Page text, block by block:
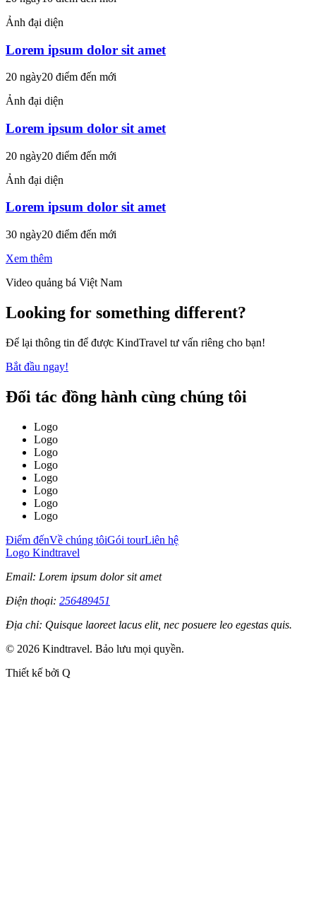
Ảnh đại diện
Lorem ipsum dolor sit amet
20 ngày20 điểm đến mới
Ảnh đại diện
Lorem ipsum dolor sit amet
20 ngày20 điểm đến mới
Ảnh đại diện
Lorem ipsum dolor sit amet
30 ngày20 điểm đến mới
Xem thêm
Video quảng bá Việt Nam
Looking for something different?
Để lại thông tin để được KindTravel tư vấn riêng cho bạn!
Bắt đầu ngay!
Đối tác đồng hành cùng chúng tôi
Logo
Logo
Logo
Logo
Logo
Logo
Logo
Logo
Điểm đếnVề chúng tôiGói tourLiên hệ
Logo Kindtravel
Email: Lorem ipsum dolor sit amet
Điện thoại: 256489451
Địa chỉ: Quisque laoreet lacus elit, nec posuere leo egestas quis.
© 2026 Kindtravel. Bảo lưu mọi quyền.
Thiết kế bởi Q